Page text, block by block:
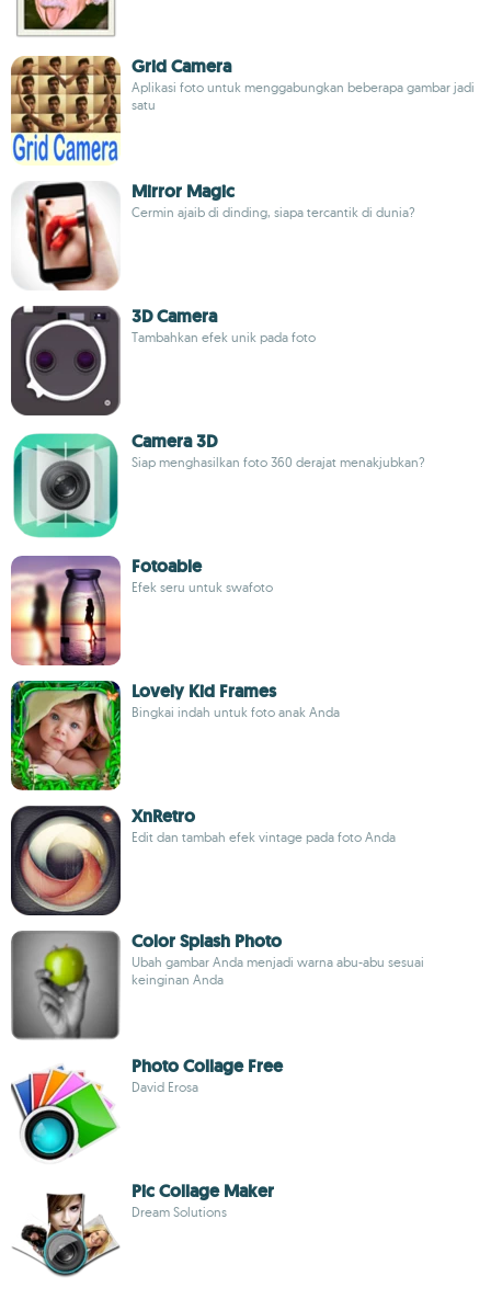
Grid Camera
Aplikasi foto untuk menggabungkan beberapa gambar jadi
satu
Mirror Magic
Cermin ajaib di dinding, siapa tercantik di dunia?
3D Camera
Tambahkan efek unik pada foto
Camera 3D
Siap menghasilkan foto 360 derajat menakjubkan?
Fotoable
Efek seru untuk swafoto
Lovely Kid Frames
Bingkai indah untuk foto anak Anda
XnRetro
Edit dan tambah efek vintage pada foto Anda
Color Splash Photo
Ubah gambar Anda menjadi warna abu-abu sesuai
keinginan Anda
Photo Collage Free
David Erosa
Pic Collage Maker
Dream Solutions